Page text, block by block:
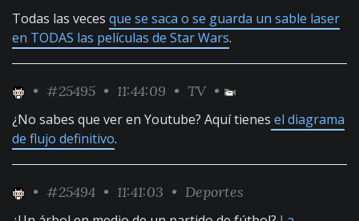
Todas las veces que se saca o se guarda un sable laser
en TODAS las películas de Star Wars.
• #25495 • 11:44:09 • TV•
¿No sabes que ver en Youtube? Aquí tienes el diagrama
de flujo definitivo.
• #25494 • 11:41:03 • Deportes